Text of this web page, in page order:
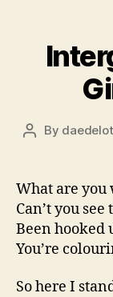
Post
By
What are
Can’t you
Been hooked
You’re
So here I